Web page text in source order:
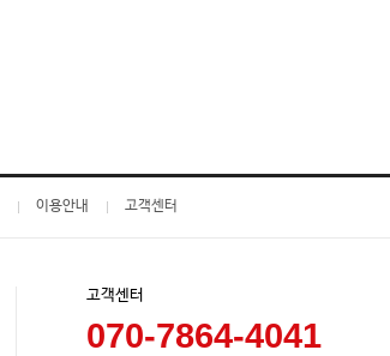
이용안내 고객센터
고객센터
070-7864-4041